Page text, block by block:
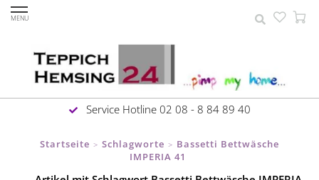
MENU
Service Hotline 02 08 - 8 84 89 40
Startseite > Schlagworte > Bassetti Bettwäsche
IMPERIA 41